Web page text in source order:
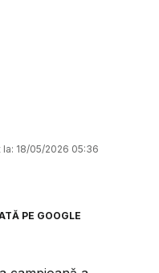
la: 18/05/2026 05:36
PE GOOGLE